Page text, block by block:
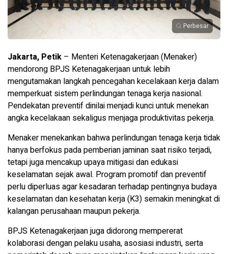
Perbesar
Jakarta, Petik – Menteri Ketenagakerjaan (Menaker)
mendorong BPJS Ketenagakerjaan untuk lebih
mengutamakan langkah pencegahan kecelakaan kerja dalam
memperkuat sistem perlindungan tenaga kerja nasional.
Pendekatan preventif dinilai menjadi kunci untuk menekan
angka kecelakaan sekaligus menjaga produktivitas pekerja.
Menaker menekankan bahwa perlindungan tenaga kerja tidak
hanya berfokus pada pemberian jaminan saat risiko terjadi,
tetapi juga mencakup upaya mitigasi dan edukasi
keselamatan sejak awal. Program promotif dan preventif
perlu diperluas agar kesadaran terhadap pentingnya budaya
keselamatan dan kesehatan kerja (K3) semakin meningkat di
kalangan perusahaan maupun pekerja.
BPJS Ketenagakerjaan juga didorong mempererat
kolaborasi dengan pelaku usaha, asosiasi industri, serta